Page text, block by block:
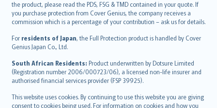
the product, please read the PDS, FSG & TMD contained in your quote. If
you purchase protection from Cover Genius, the company receives a
commission which is a percentage of your contribution – ask us for details.
For residents of Japan, the Full Protection product is handled by Cover
Genius Japan Co., Ltd.
South African Residents: Product underwritten by Dotsure Limited
(Registration number 2006/000723/06), a licensed non-life insurer and
authorised financial services provider (FSP 39925).
This website uses cookies. By continuing to use this website you are giving
consent to cookies being used. For information on cookies and how you
Ελληνικά
Magyar
Íslenska
Bahasa Indonesia
latviešu
Lietuviškai
Bahasa Melayu
Română
српски